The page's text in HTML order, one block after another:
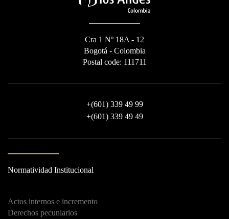
Cra 1 Nº 18A - 12
Bogotá - Colombia
Postal code: 111711
+(601) 339 49 99
+(601) 339 49 49
Normatividad Institucional
Actos internos e incremento
Derechos pecuniarios